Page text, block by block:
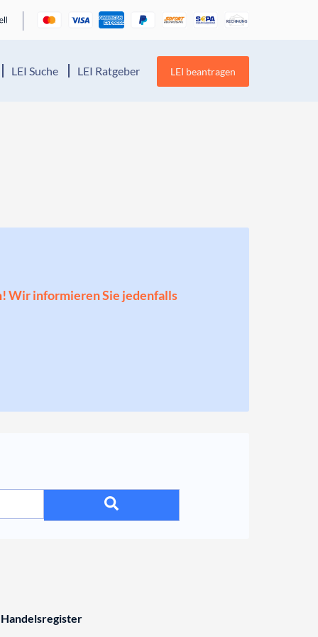
LEI Suche LEI Ratgeber LEI beantragen
Wir informieren Sie jedenfalls